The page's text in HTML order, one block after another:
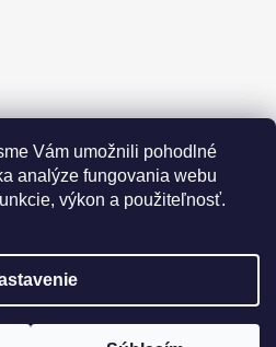
Vám umožnili pohodlné
analýze fungovania webu
výkon a použiteľnosť.
|Realizoval Appgrade